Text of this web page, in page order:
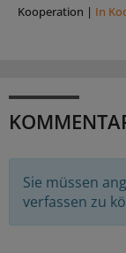
Kooperation | In
Sie müssen
verfassen zu